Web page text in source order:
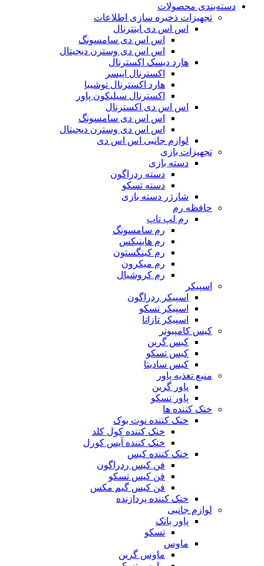
دسته‌بندی محصولات
تجهیزات ذخیره سازی اطلاعات
اس اس دی اینترنال
اس اس دی سامسونگ
اس اس دی وسترن دیجیتال
هارد دیسک اکسترنال
اکسترنال اپیسر
هارد اکسترنال توشیبا
اکسترنال سیلیکون پاور
اس اس دی اکسترنال
اس اس دی سامسونگ
اس اس دی وسترن دیجیتال
لوازم جانبی اس اس دی
تجهیزات بازی
دسته بازی
دسته ردراگون
دسته تسکو
شارژر دسته بازی
حافظه رم
رم لپ تاپ
رم سامسونگ
رم هاینیکس
رم کینگستون
رم میکرون
رم کروشیال
اسپیکر
اسپیکر ردراگون
اسپیکر تسکو
اسپیکر تازاتا
کیس کامپیوتر
کیس گرین
کیس تسکو
کیس سادیتا
منبع تغذیه‌ پاور
پاور گرین
پاور تسکو
خنک کننده ها
خنک کننده نوت بوک
خنک کننده کول کلد
خنک کننده آیس کورل
خنک کننده کیس
فن کیس ردراگون
فن کیس تسکو
فن کیس گیم مکس
خنک کننده پردازنده
لوازم جانبی
پاور بانک
تسکو
ماوس
ماوس گرین